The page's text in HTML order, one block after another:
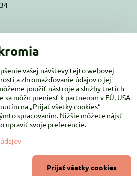
Melčice
- 16:00
Copyright
Zásady ochrany osobných údajov
vašej návštevy tejto webovej
a zhromažďovanie údajov o jej
použiť nástroje a služby tretích
sa môžu preniesť k partnerom v EÚ, USA
na „Prijať všetky cookies“
spracovaním. Nižšie môžete nájsť
upraviť svoje preferencie.
Prijať všetky cookies